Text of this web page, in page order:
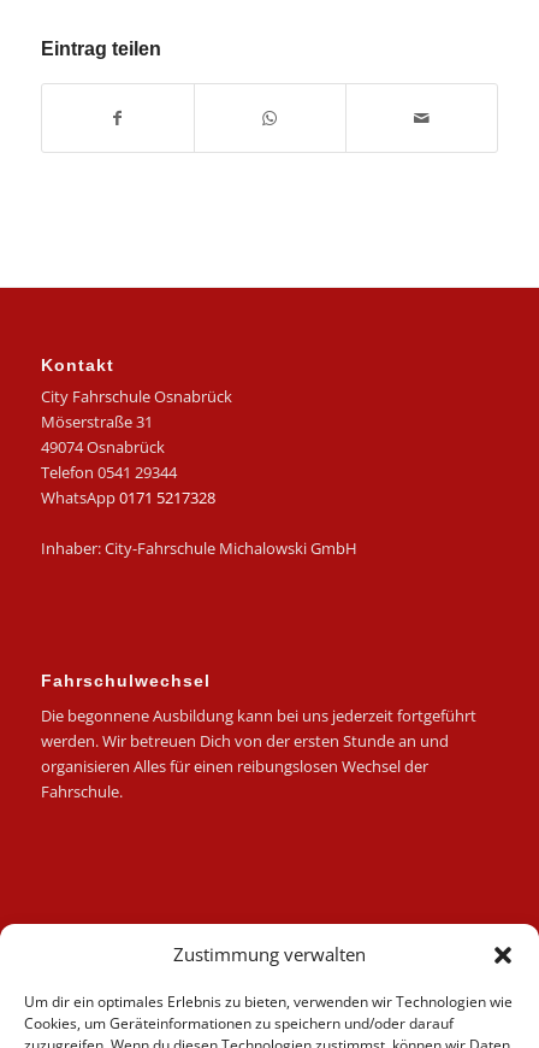
Zustimmung verwalten
Um dir ein optimales Erlebnis zu bieten, verwenden wir Technologien wie
Cookies, um Geräteinformationen zu speichern und/oder darauf
Eintrag teilen
Kontakt
City Fahrschule Osnabrück
Möserstraße 31
49074 Osnabrück
Telefon 0541 29344
WhatsApp0171 5217328
Inhaber: City-Fahrschule Michalowski GmbH
Fahrschulwechsel
Die begonnene Ausbildung kann bei uns jederzeit fortgeführt
werden. Wir betreuen Dich von der ersten Stunde an und
organisieren Alles für einen reibungslosen Wechsel der
Fahrschule.
Fahrlehrer
Fahrschule